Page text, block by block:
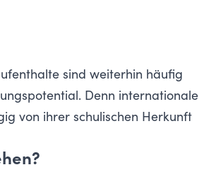
sind weiterhin häufig
Denn internationale
von ihrer schulischen Herkunft